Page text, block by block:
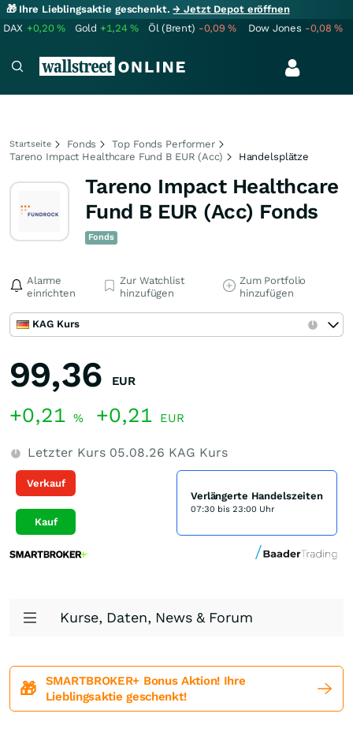
🎁 Ihre Lieblingsaktie geschenkt.→ Jetzt Depot eröffnen
DAX +0,20% Gold +1,24% Öl (Brent) -0,09% Dow Jones -0,08%
Startseite Fonds
Top Fonds Performer
Tareno Impact Healthcare Fund B EUR (Acc)
Handelsplätze
Tareno Impact Healthcare
Fund B EUR (Acc) Fonds
Fonds
Alarme
einrichten
Zur Watchlist
hinzufügen
Zum Portfolio
hinzufügen
KAG Kurs
99,36 EUR
+0,21 % +0,21 EUR
Letzter Kurs 05.08.26 KAG Kurs
Verkauf
Kauf
Verlängerte Handelszeiten
07:30 bis 23:00 Uhr
Kurse, Daten, News & Forum
🎁
SMARTBROKER+ Bonus Aktion! Ihre
Lieblingsaktie geschenkt!